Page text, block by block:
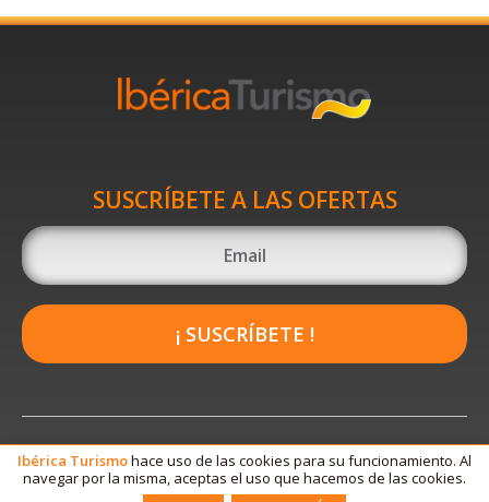
SUSCRÍBETE A LAS OFERTAS
¡ SUSCRÍBETE !
Ibérica Turismohace uso de las cookies para su funcionamiento. Al
navegar por la misma, aceptas el uso que hacemos de las cookies.